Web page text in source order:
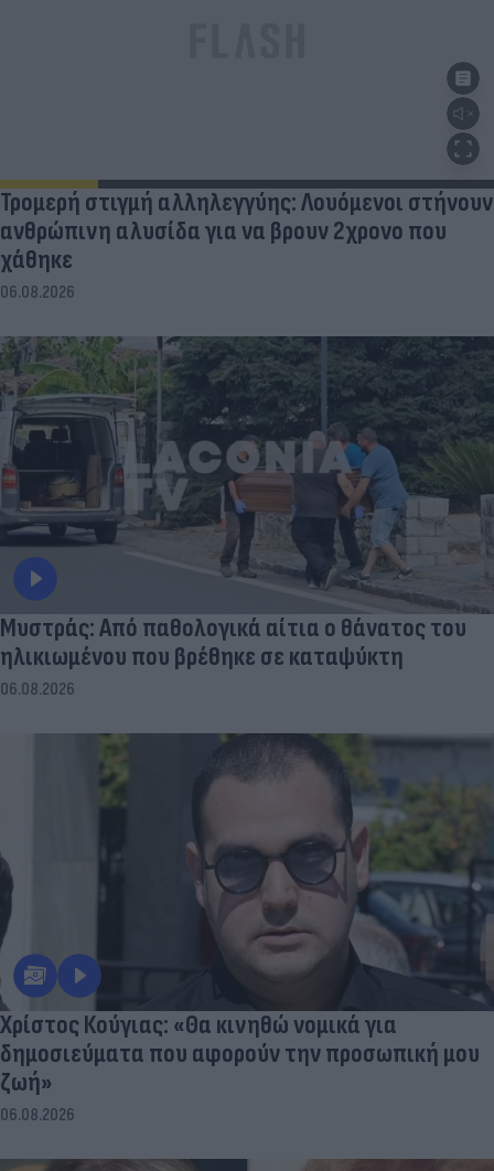
Τρομερή στιγμή αλληλεγγύης: Λουόμενοι στήνουν
ανθρώπινη αλυσίδα για να βρουν 2χρονο που
χάθηκε
06.08.2026
Μυστράς: Από παθολογικά αίτια ο θάνατος του
ηλικιωμένου που βρέθηκε σε καταψύκτη
06.08.2026
Χρίστος Κούγιας: «Θα κινηθώ νομικά για
δημοσιεύματα που αφορούν την προσωπική μου
ζωή»
06.08.2026